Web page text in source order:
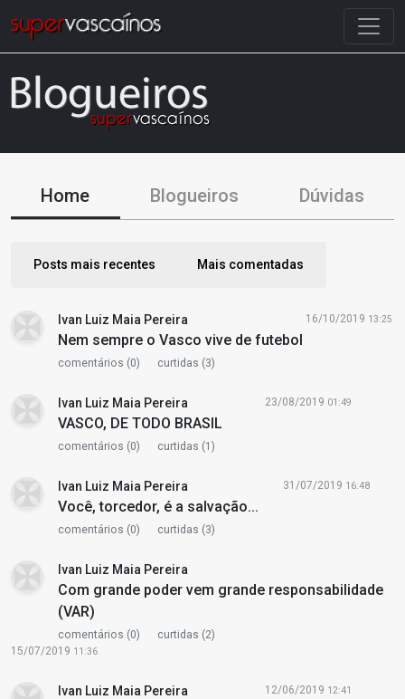
Home Blogueiros Dúvidas
Posts mais recentes Mais comentadas
Ivan Luiz Maia Pereira
Nem sempre o Vasco vive de futebol
comentários (0) curtidas (3)
16/10/2019 13:25
Ivan Luiz Maia Pereira
VASCO, DE TODO BRASIL
comentários (0) curtidas (1)
23/08/2019 01:49
Ivan Luiz Maia Pereira
Você, torcedor, é a salvação...
comentários (0) curtidas (3)
31/07/2019 16:48
Ivan Luiz Maia Pereira
Com grande poder vem grande responsabilidade
(VAR)
comentários (0)
curtidas (2)
15/07/2019 11:36
Ivan Luiz Maia Pereira 12/06/2019 12:41